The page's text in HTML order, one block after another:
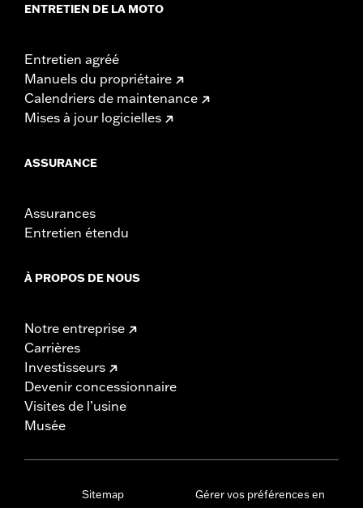
ENTRETIEN DE LA MOTO
Entretien agréé
Manuels du propriétaire
Calendriers de maintenance
Mises à jour logicielles
ASSURANCE
Assurances
Entretien étendu
À PROPOS DE NOUS
Notre entreprise
Carrières
Investisseurs
Devenir concessionnaire
Visites de l’usine
Musée
Sitemap
Gérer vos préférences en